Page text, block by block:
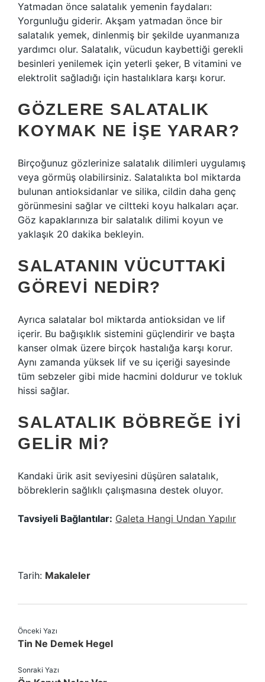
Yatmadan önce salatalık yemenin faydaları:
Yorgunluğu giderir. Akşam yatmadan önce bir
salatalık yemek, dinlenmiş bir şekilde uyanmanıza
yardımcı olur. Salatalık, vücudun kaybettiği gerekli
besinleri yenilemek için yeterli şeker, B vitamini ve
elektrolit sağladığı için hastalıklara karşı korur.
GÖZLERE SALATALIK
KOYMAK NE IŞE YARAR?
Birçoğunuz gözlerinize salatalık dilimleri uygulamış
veya görmüş olabilirsiniz. Salatalıkta bol miktarda
bulunan antioksidanlar ve silika, cildin daha genç
görünmesini sağlar ve ciltteki koyu halkaları açar.
Göz kapaklarınıza bir salatalık dilimi koyun ve
yaklaşık 20 dakika bekleyin.
SALATANIN VÜCUTTAKI
GÖREVI NEDIR?
Ayrıca salatalar bol miktarda antioksidan ve lif
içerir. Bu bağışıklık sistemini güçlendirir ve başta
kanser olmak üzere birçok hastalığa karşı korur.
Aynı zamanda yüksek lif ve su içeriği sayesinde
tüm sebzeler gibi mide hacmini doldurur ve tokluk
hissi sağlar.
SALATALIK BÖBREĞE IYI
GELIR MI?
Kandaki ürik asit seviyesini düşüren salatalık,
böbreklerin sağlıklı çalışmasına destek oluyor.
Tavsiyeli Bağlantılar: Galeta Hangi Undan Yapılır
Tarih: Makaleler
Önceki Yazı
Tin Ne Demek Hegel
Sonraki Yazı